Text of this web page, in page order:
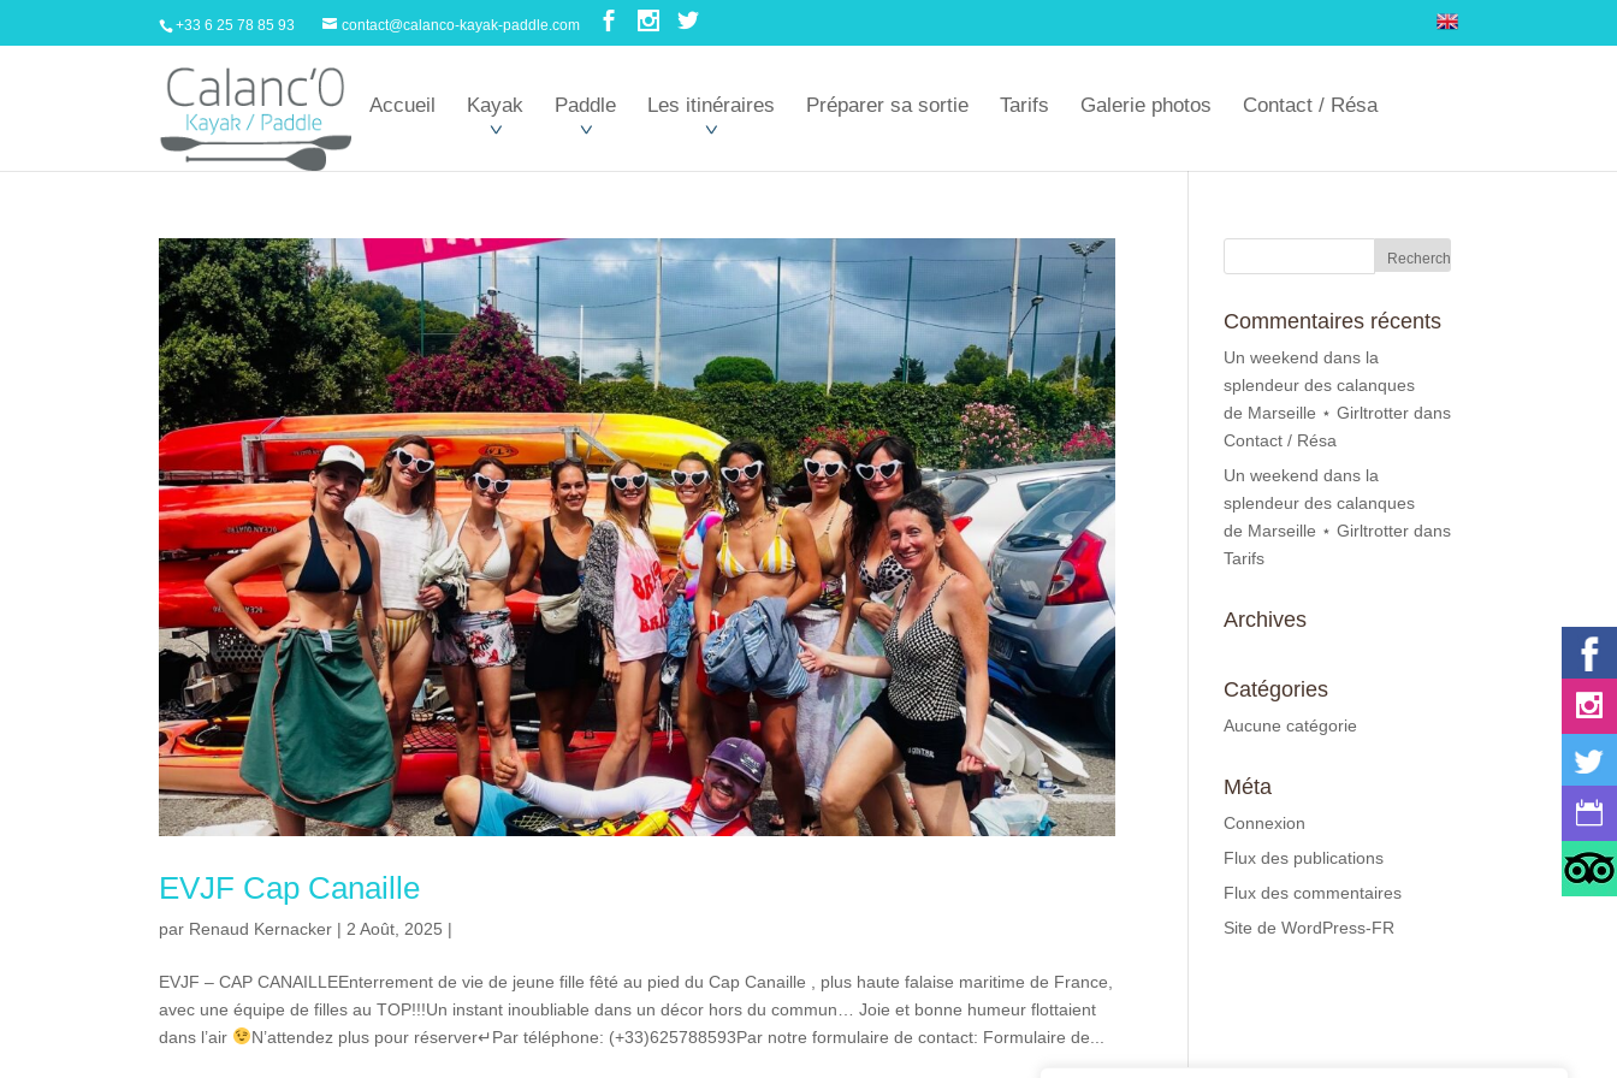
+33 6 25 78 85 93 contact@calanco-kayak-paddle.com
Accueil Kayak Paddle Les itinéraires Préparer sa sortie Tarifs Galerie photos Contact / Résa
EVJF Cap Canaille
par Renaud Kernacker | 2 Août, 2025 |
EVJF – CAP CANAILLEEnterrement de vie de jeune fille fêté au pied du Cap Canaille , plus haute falaise maritime de France,
avec une équipe de filles au TOP!!!Un instant inoubliable dans un décor hors du commun… Joie et bonne humeur flottaient
dans l’air
N’attendez plus pour réserver↵Par téléphone: (+33)625788593Par notre formulaire de contact: Formulaire de...
Commentaires récents
Un weekend dans la
splendeur des calanques
de Marseille ⋆ Girltrotter dans
Contact / Résa
Un weekend dans la
splendeur des calanques
de Marseille ⋆ Girltrotter dans
Tarifs
Archives
Catégories
Aucune catégorie
Méta
Connexion
Flux des publications
Flux des commentaires
Site de WordPress-FR